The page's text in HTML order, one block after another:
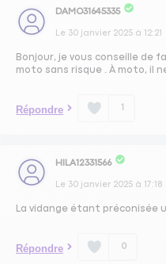
DAMO31645335
Le 30 janvier 2025 à 12:21
Bonjour, je vous conseille de
moto sans risque . À moto, il
Répondre
HILA12331566
Le 30 janvier 2025 à 17:18
La vidange étant préconisée
Répondre 0